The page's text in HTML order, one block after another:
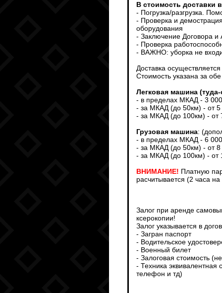
В стоимость доставки
- Погрузка/разгрузка.
- Проверка и
оборудования
- Заключение Договора и
- Проверка
- ВАЖНО: уборка не
Доставка
Стоимость указана за
Легковая машина
- в пределах МКАД - 3
- за МКАД (до 50км) - от 5
- за МКАД (до 100км) - от
Грузовая машина:
- в пределах МКАД - 6
- за МКАД (до 50км) - от 8
- за МКАД (до 100км) - от
ВНИМАНИЕ! Платную
расчитывается (2 часа
Залог при аренде
ксерокопии!
Залог указывается в
- Загран паспорт
- Водительское
- Военный билет
- Залоговая стоимость
- Техника эквивалентная
телефон и тд)